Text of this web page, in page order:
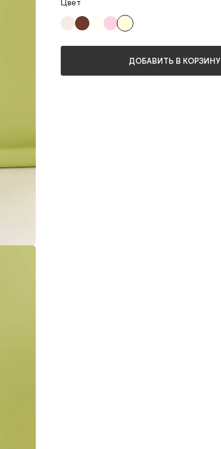
ДОБАВИТЬ В КОРЗИНУ